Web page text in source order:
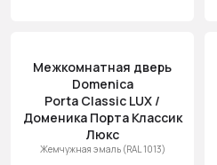
Межкомнатная дверь
Domenica
Porta Classic LUX /
Доменика Порта Классик
Люкс
Жемчужная эмаль (RAL 1013)